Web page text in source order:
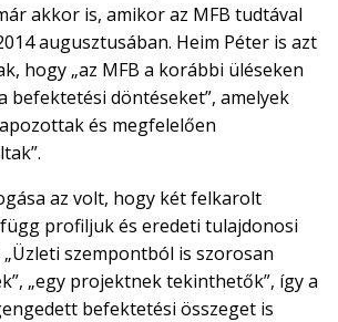
akkor is, amikor az MFB tudtával
augusztusában. Heim Péter is azt
hogy „az MFB a korábbi üléseken
befektetési döntéseket”, amelyek
és megfelelően
az volt, hogy két felkarolt
profiljuk és eredeti tulajdonosi
szempontból is szorosan
„egy projektnek tekinthetők”, így a
befektetési összeget is